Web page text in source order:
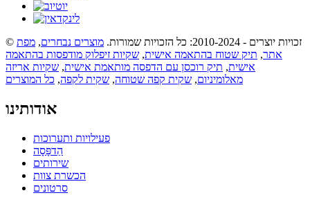
© זכויות יוצרים - 2010-2024: כל הזכויות שמורות. מוצרים נבחרים, מפת
אתר, תיק שטוח בהתאמה אישית, שקיות זיפלוק מודפסות בהתאמה
אישית, תיק רוכסן עם הדפסה מותאמת אישית, שקיות אריזה
מאלומיניום, שקית קפה שטוחה, שקית לקפה, כל המוצרים
אודותינו
פעילויות ותערוכות
הַדפָּסָה
שירותים
הכשרת צוות
סרטונים